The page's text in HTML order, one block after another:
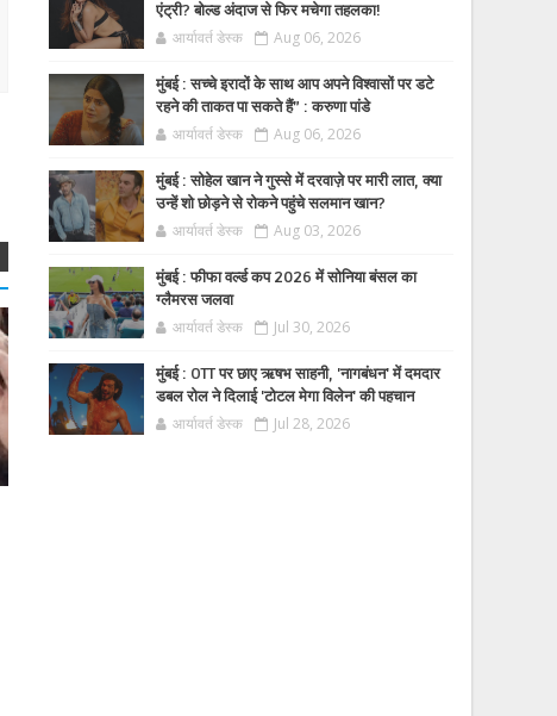
एंट्री? बोल्ड अंदाज से फिर मचेगा तहलका!
आर्यावर्त डेस्क Aug 06, 2026
मुंबई : सच्चे इरादों के साथ आप अपने विश्वासों पर डटे
रहने की ताकत पा सकते हैं” : करुणा पांडे
आर्यावर्त डेस्क Aug 06, 2026
मुंबई : सोहेल खान ने गुस्से में दरवाज़े पर मारी लात, क्या
उन्हें शो छोड़ने से रोकने पहुंचे सलमान खान?
आर्यावर्त डेस्क Aug 03, 2026
मुंबई : फीफा वर्ल्ड कप 2026 में सोनिया बंसल का
ग्लैमरस जलवा
आर्यावर्त डेस्क Jul 30, 2026
मुंबई : OTT पर छाए ऋषभ साहनी, 'नागबंधन' में दमदार
डबल रोल ने दिलाई 'टोटल मेगा विलेन' की पहचान
आर्यावर्त डेस्क Jul 28, 2026